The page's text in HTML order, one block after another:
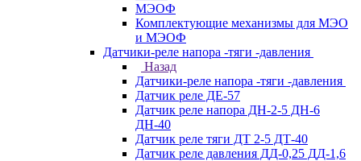
МЭОФ
Комплектующие механизмы для МЭО
и МЭОФ
Датчики-реле напора -тяги -давления
Назад
Датчики-реле напора -тяги -давления
Датчик реле ДЕ-57
Датчик реле напора ДН-2-5 ДН-6
ДН-40
Датчик реле тяги ДТ 2-5 ДТ-40
Датчик реле давления ДД-0,25 ДД-1,6